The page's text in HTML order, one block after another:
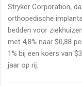
Stryker Corporation,
orthopedische
bedden voor
met 4,8% naar $0,88
1% bij een koers van
jaar op rij.